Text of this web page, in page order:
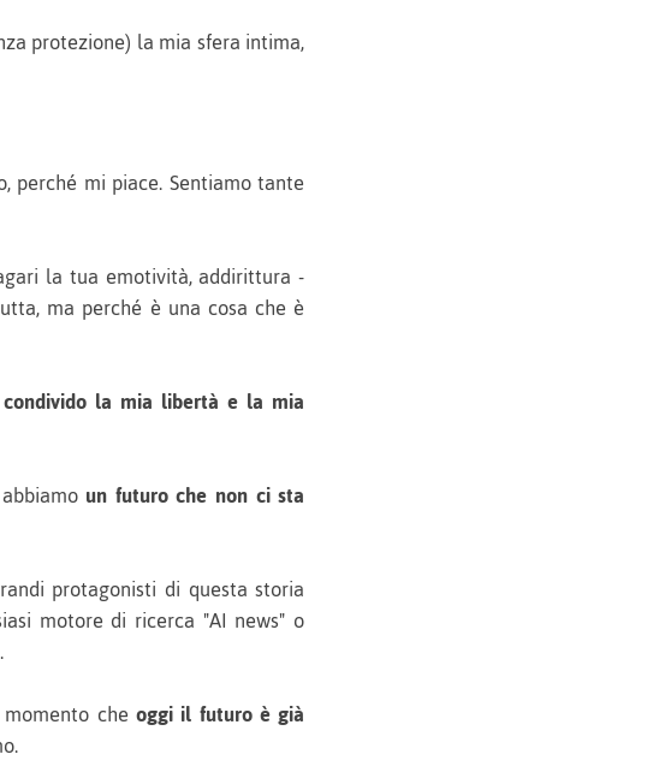
protezione) la mia sfera intima,
perché mi piace. Sentiamo tante
la tua emotività, addirittura -
ma perché è una cosa che è
la mia libertà e la mia
un futuro che non ci sta
protagonisti di questa storia
motore di ricerca "AI news" o
che oggi il futuro è già